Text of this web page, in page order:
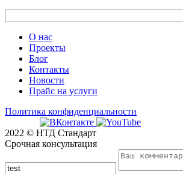
О нас
Проекты
Блог
Контакты
Новости
Прайс на услуги
Политика конфиденциальности
2022 © НТД Стандарт
Срочная консультация